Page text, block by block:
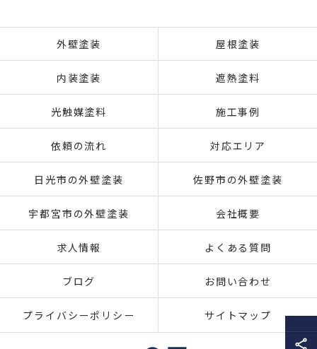
外壁塗装 屋根塗装
内装塗装 遮熱塗料
光触媒塗料 施工事例
依頼の流れ 対応エリア
日光市の外壁塗装 佐野市の外壁塗装
宇都宮市の外壁塗装 会社概要
求人情報 よくある質問
ブログ お問い合わせ
プライバシーポリシー サイトマップ